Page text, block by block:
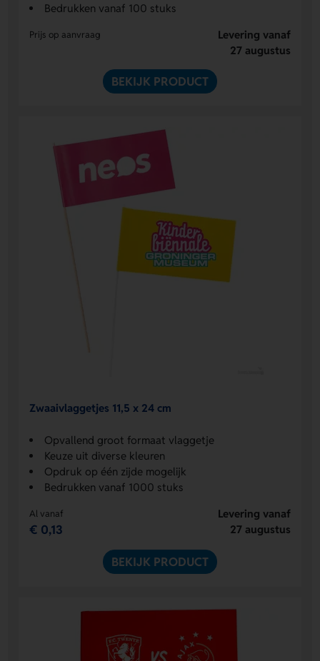
Bedrukken vanaf 100 stuks
Prijs op aanvraag
Levering vanaf
27 augustus
BEKIJK PRODUCT
Zwaaivlaggetjes 11,5 x 24 cm
Opvallend groot formaat vlaggetje
Keuze uit diverse kleuren
Opdruk op één zijde mogelijk
Bedrukken vanaf 1000 stuks
Al vanaf
€ 0,13
Levering vanaf
27 augustus
BEKIJK PRODUCT